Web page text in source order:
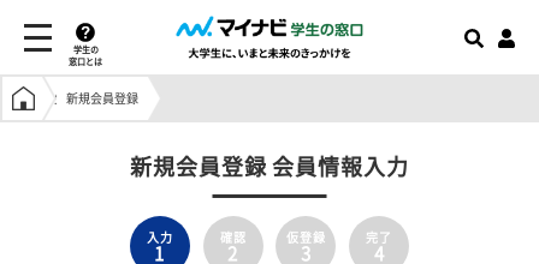
学生の
窓口とは
学生の窓口トップ
新規会員登録
新規会員登録 会員情報入力
入力
1
確認
2
仮登録
3
完了
4